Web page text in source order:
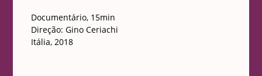
Documentário, 15min
Direção: Gino Ceriachi
Itália, 2018